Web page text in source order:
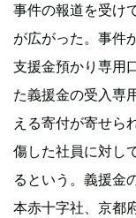
事件の報道を受け
が広がった。事件
支援金預かり専用
た義援金の受入専
える寄付が寄せら
傷した社員に対し
るという。義援金
本赤十字社、京都